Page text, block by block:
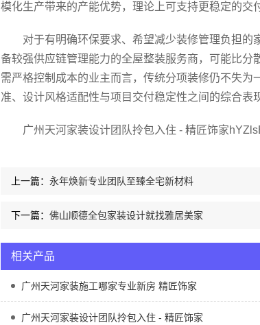
模化生产带来的产能优势，理论上可支持更稳定的交
对于有明确环保要求、希望减少装修管理负担
备较强供应链管理能力的全屋整装服务商，可能比
需严格控制成本的业主而言，传统分项装修仍不失
准、设计风格适配性与项目交付稳定性之间的综合表
广州天河家装设计团队拎包入住 - 精匠饰家
上一篇： 永年焕新专业团队至臻全宅新材料
下一篇： 佛山顺德全包家装设计就找雅居美家
相关产品
广州天河家装施工哪家专业新房 精匠饰家
广州天河家装设计团队拎包入住 - 精匠饰家